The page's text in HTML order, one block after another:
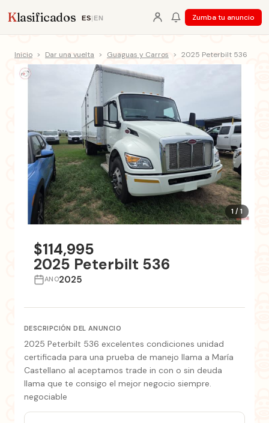
Klasificados ES| EN Zumba tu anuncio
Inicio > Dar una vuelta > Guaguas y Carros > 2025 Peterbilt 536
1 / 1
$114,995
2025 Peterbilt 536
ANO2025
DESCRIPCIÓN DEL ANUNCIO
2025 Peterbilt 536 excelentes condiciones unidad
certificada para una prueba de manejo llama a María
Castellano al aceptamos trade in con o sin deuda
llama que te consigo el mejor negocio siempre.
negociable